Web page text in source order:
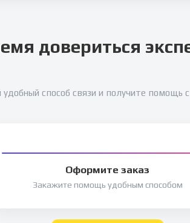
довериться
способ связи и получите помощь с
Оформите заказ
Закажите помощь удобным способом